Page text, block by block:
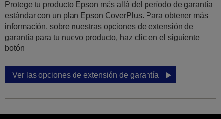
Protege tu producto Epson más allá del período de garantía
estándar con un plan Epson CoverPlus. Para obtener más
información, sobre nuestras opciones de extensión de
garantía para tu nuevo producto, haz clic en el siguiente
botón
Ver las opciones de extensión de garantía